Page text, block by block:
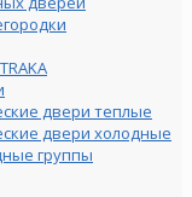
двери теплые
двери холодные
группы